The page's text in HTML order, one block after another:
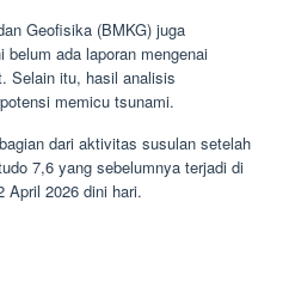
Geofisika (BMKG) juga
belum ada laporan mengenai
Selain itu, hasil analisis
memicu tsunami.
dari aktivitas susulan setelah
7,6 yang sebelumnya terjadi di
April 2026 dini hari.